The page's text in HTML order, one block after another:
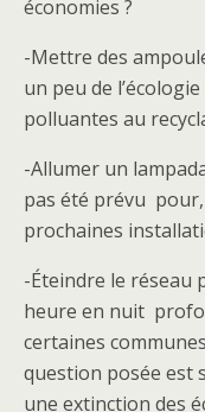
économies ?
-Mettre des
un peu de
polluantes au
-Allumer un
pas été prévu
prochaines
-Éteindre le réseau
heure en nuit
certaines
question posée est
une extinction des